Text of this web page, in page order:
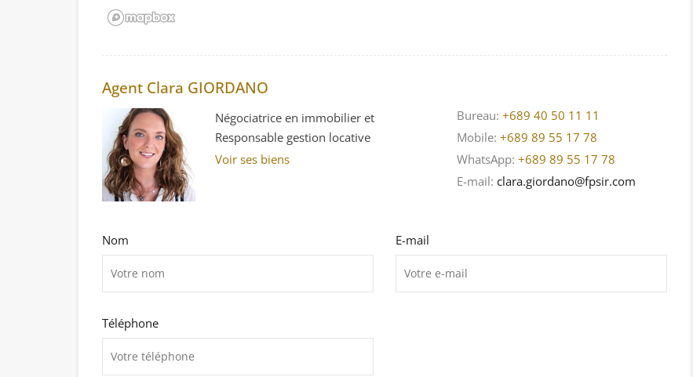
Agent Clara GIORDANO
Négociatrice en immobilier et
Responsable gestion locative
Voir ses biens
Bureau: +689 40 50 11 11
Mobile: +689 89 55 17 78
WhatsApp: +689 89 55 17 78
E-mail: clara.giordano@fpsir.com
Nom E-mail
Téléphone